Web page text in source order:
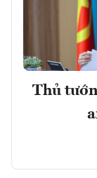
Thủ